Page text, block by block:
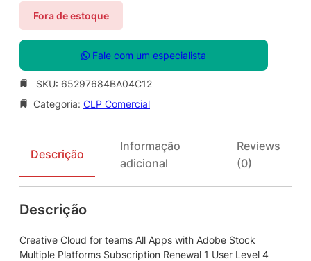
Fora de estoque
Fale com um especialista
SKU: 65297684BA04C12
Categoria: CLP Comercial
Descrição
Informação
adicional
Reviews
(0)
Descrição
Creative Cloud for teams All Apps with Adobe Stock
Multiple Platforms Subscription Renewal 1 User Level 4